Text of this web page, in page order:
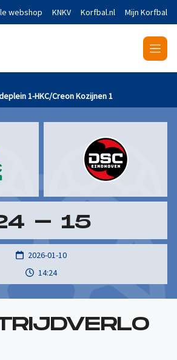
webshop KNKV Korfbal.nl Mijn Korfbal
1-HKC/Creon Kozijnen 1
- 15
2026-01-10
14:24